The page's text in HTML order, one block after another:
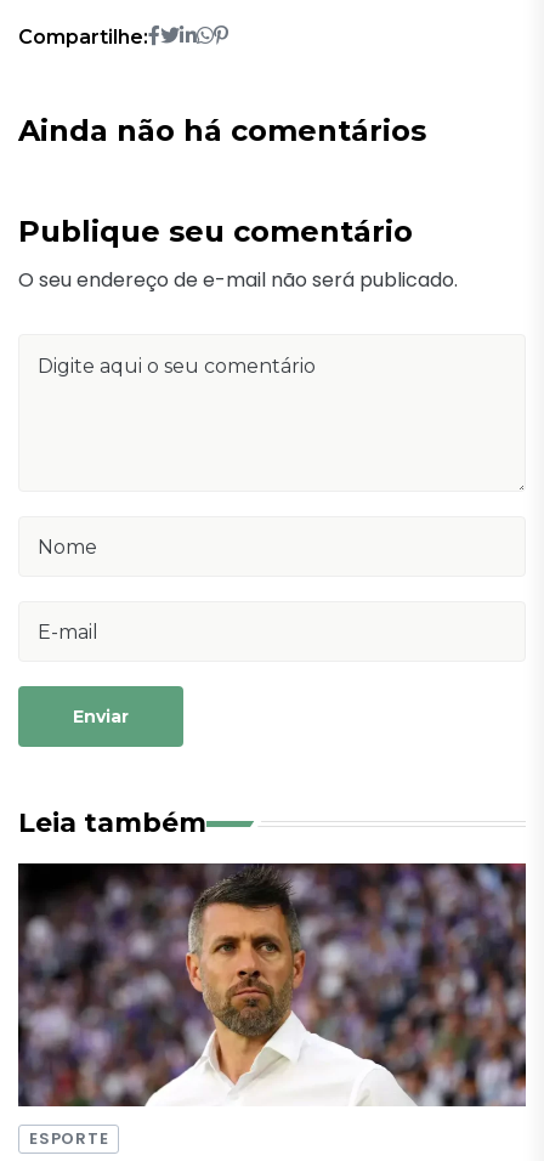
Compartilhe:
Ainda não há comentários
Publique seu comentário
O seu endereço de e-mail não será publicado.
Enviar
Leia também
ESPORTE